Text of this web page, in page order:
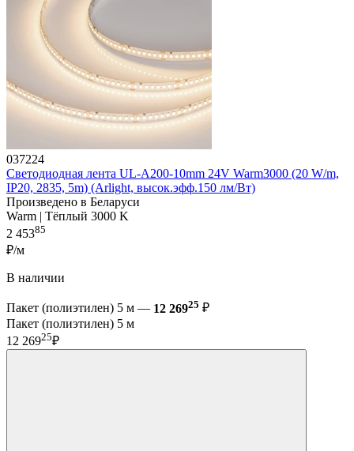
037224
Светодиодная лента UL-A200-10mm 24V Warm3000 (20 W/m,
IP20, 2835, 5m) (Arlight, высок.эфф.150 лм/Вт)
Произведено в Беларуси
Warm | Тёплый 3000 K
2 45385
₽/м
В наличии
Пакет (полиэтилен) 5 м — 12 26925 ₽
Пакет (полиэтилен) 5 м
12 26925₽